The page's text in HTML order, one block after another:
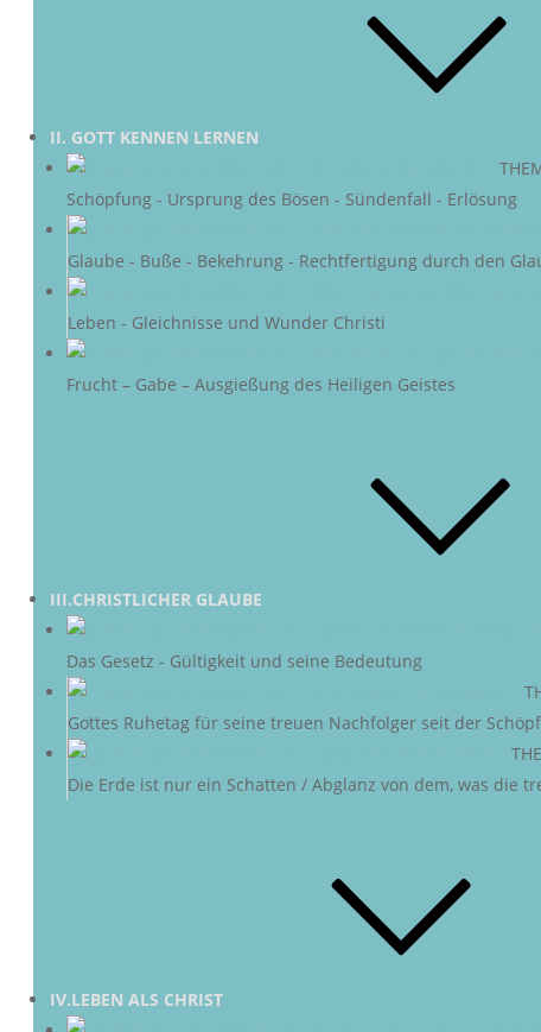
II. GOTT KENNEN LERNEN
Schöpfung - Ursprung des Bösen - Sündenfall - Erlösung
Glaube - Buße - Bekehrung - Rechtfertigung durch den
Leben - Gleichnisse und Wunder Christi
Frucht – Gabe – Ausgießung des Heiligen Geistes
III.CHRISTLICHER GLAUBE
Das Gesetz - Gültigkeit und seine Bedeutung
Gottes Ruhetag für seine treuen Nachfolger seit der
Die Erde ist nur ein Schatten / Abglanz von dem, was die
IV.LEBEN ALS CHRIST